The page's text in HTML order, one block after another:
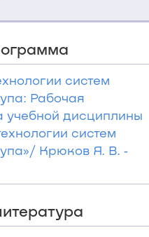
систем
Рабочая
учебной дисциплины
систем
Крюков Я. В. ‐